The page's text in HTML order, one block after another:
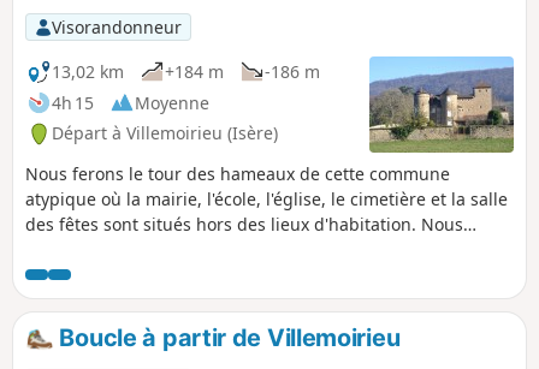
Visorandonneur
13,02 km
+184 m
-186 m
4h 15
Moyenne
Départ à Villemoirieu (Isère)
Nous ferons le tour des hameaux de cette commune
atypique où la mairie, l'école, l'église, le cimetière et la salle
des fêtes sont situés hors des lieux d'habitation. Nous
panoramas sur la plaine de l'Ain.
Boucle à partir de Villemoirieu